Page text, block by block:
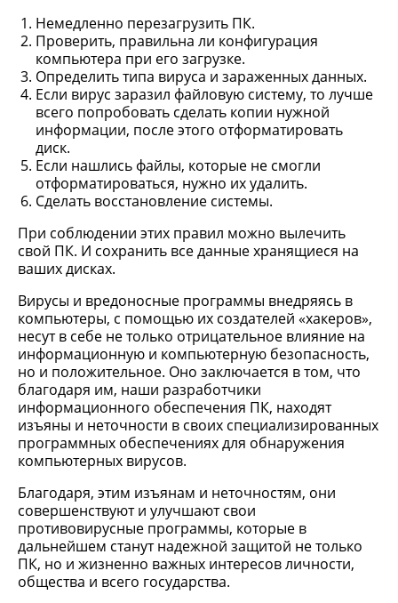
Немедленно перезагрузить ПК.
Проверить, правильна ли конфигурация
компьютера при его загрузке.
Определить типа вируса и зараженных данных.
Если вирус заразил файловую систему, то лучше
всего попробовать сделать копии нужной
информации, после этого отформатировать
диск.
Если нашлись файлы, которые не смогли
отформатироваться, нужно их удалить.
Сделать восстановление системы.
При соблюдении этих правил можно вылечить
свой ПК. И сохранить все данные хранящиеся на
ваших дисках.
Вирусы и вредоносные программы внедряясь в
компьютеры, с помощью их создателей «хакеров»,
несут в себе не только отрицательное влияние на
информационную и компьютерную безопасность,
но и положительное. Оно заключается в том, что
благодаря им, наши разработчики
информационного обеспечения ПК, находят
изъяны и неточности в своих специализированных
программных обеспечениях для обнаружения
компьютерных вирусов.
Благодаря, этим изъянам и неточностям, они
совершенствуют и улучшают свои
противовирусные программы, которые в
дальнейшем станут надежной защитой не только
ПК, но и жизненно важных интересов личности,
общества и всего государства.